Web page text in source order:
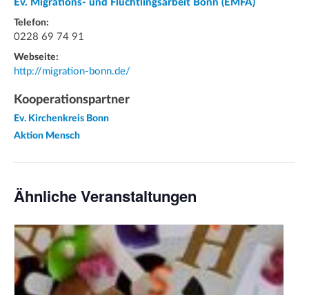
Ev. Migrations- und Flüchtlingsarbeit Bonn (EMFA)
Telefon:
0228 69 74 91
Webseite:
http://migration-bonn.de/
Kooperationspartner
Ev. Kirchenkreis Bonn
Aktion Mensch
Ähnliche Veranstaltungen